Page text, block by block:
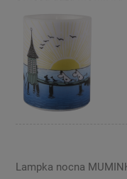
Lampka nocna